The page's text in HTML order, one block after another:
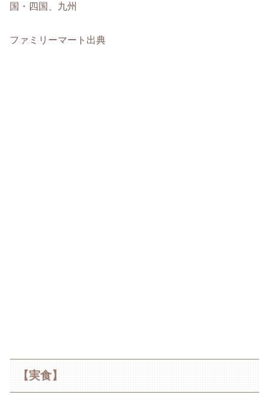
国・四国、九州
ファミリーマート出典
【実食】